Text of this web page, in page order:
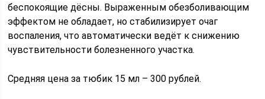
беспокоящие дёсны. Выраженным обезболивающим
эффектом не обладает, но стабилизирует очаг
воспаления, что автоматически ведёт к снижению
чувствительности болезненного участка.
Средняя цена за тюбик 15 мл – 300 рублей.